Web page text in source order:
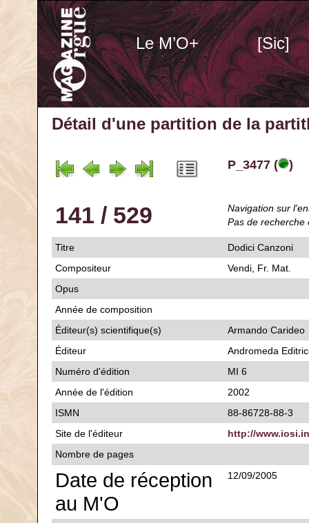
Le M’O+ [Sic]
Détail d'une partition de la
P_3477 ( )
141 / 529
Navigation sur
Pas de recherche
Titre
Dodici Canzoni
Compositeur
Vendi, Fr. Mat.
Opus
Année de composition
Éditeur(s) scientifique(s)
Armando Carideo
Éditeur
Andromeda
Numéro d'édition
MI 6
Année de l'édition
2002
ISMN
88-86728-88-3
Site de l'éditeur
http://
Nombre de pages
Date de réception
au M'O
12/09/2005